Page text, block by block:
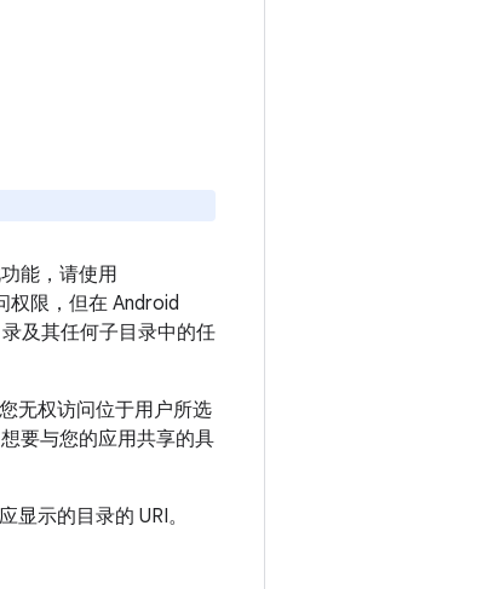
能，请使用
权限，但在 Android
及其任何子目录中的任
无权访问位于用户所选
要与您的应用共享的具
示的目录的 URI。